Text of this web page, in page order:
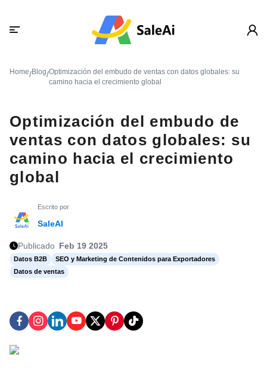
Home/Blog/Optimización del embudo de ventas con datos globales: su
camino hacia el crecimiento global
Optimización del embudo de
ventas con datos globales: su
camino hacia el crecimiento
global
Escrito por
SaleAI
Publicado Feb 19 2025
Datos B2B
SEO y Marketing de Contenidos para Exportadores
Datos de ventas